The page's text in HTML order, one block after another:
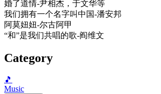
婚了道情-尹相杰，于文华等
我们拥有一个名字叫中国-潘安邦
阿莫妞妞-尔古阿甲
“和”是我们共唱的歌-阎维文
Category
🎵
Music